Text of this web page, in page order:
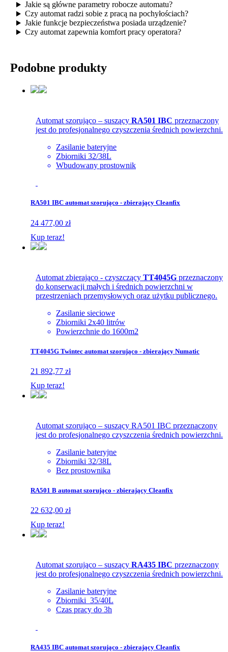
Jakie są główne parametry robocze automatu?
Czy automat radzi sobie z pracą na pochyłościach?
Jakie funkcje bezpieczeństwa posiada urządzenie?
Czy automat zapewnia komfort pracy operatora?
Podobne produkty
Automat szorująco – suszący RA501 IBC przeznaczony
jest do profesjonalnego czyszczenia średnich powierzchni.
Zasilanie bateryjne
Zbiorniki 32/38L
Wbudowany prostownik
RA501 IBC automat szorująco - zbierający Cleanfix
24 477,00 zł
Kup teraz!
Automat zbierająco - czyszczący TT4045G przeznaczony
do konserwacji małych i średnich powierzchni w
przestrzeniach przemysłowych oraz użytku publicznego.
Zasilanie sieciowe
Zbiorniki 2x40 litrów
Powierzchnie do 1600m2
TT4045G Twintec automat szorująco - zbierający Numatic
21 892,77 zł
Kup teraz!
Automat szorująco – suszący RA501 IBC przeznaczony
jest do profesjonalnego czyszczenia średnich powierzchni.
Zasilanie bateryjne
Zbiorniki 32/38L
Bez prostownika
RA501 B automat szorująco - zbierający Cleanfix
22 632,00 zł
Kup teraz!
Automat szorująco – suszący RA435 IBC przeznaczony
jest do profesjonalnego czyszczenia średnich powierzchni.
Zasilanie bateryjne
Zbiorniki 35/40L
Czas pracy do 3h
RA435 IBC automat szorująco - zbierający Cleanfix